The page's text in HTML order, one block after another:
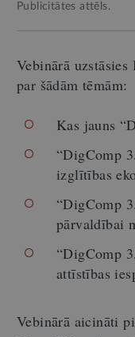
Publicitātes attēls.
Vebinārā
par šādām tēmām:
Kas jauns
“DigComp
izglītības
“DigComp
pārvaldībai
“DigComp
attīstības
Vebinārā aicināti